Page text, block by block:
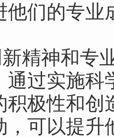
他们的专业
精神和专
通过实施科
积极性和创
，可以提升